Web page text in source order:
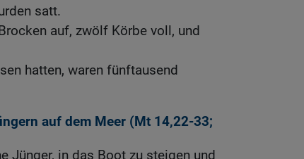
satt.
auf, zwölf Körbe voll, und
hatten, waren fünftausend
auf dem Meer (Mt 14,22-33;
Jünger, in das Boot zu steigen und